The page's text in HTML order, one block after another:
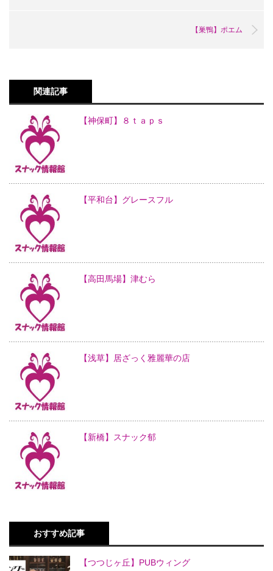
【巣鴨】ポエム
関連記事
【神保町】８ｔａｐｓ
【平和台】グレースフル
【高田馬場】津むら
【浅草】居ざっく雅麗華の店
【新橋】スナック郁
おすすめ記事
【つつじヶ丘】PUBウィング